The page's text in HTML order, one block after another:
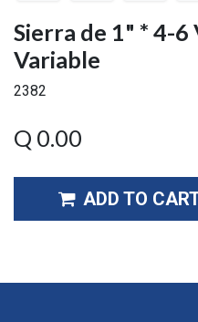
Sierra de 1" * 4-6
Variable
2382
Q 0.00
ADD TO